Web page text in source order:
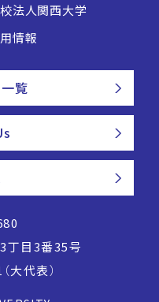
法人関西大学
情報
覧
丁目3番35号
大代表）